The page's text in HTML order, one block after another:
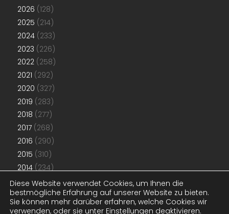
2026 (128)
2025 (214)
2024 (233)
2023 (226)
2022 (258)
2021 (292)
2020 (327)
2019 (283)
2018 (277)
2017 (268)
2016 (290)
2015 (310)
2014 (234)
2013(192)
2012(181)
2011(48)
Diese Website verwendet Cookies, um Ihnen die
bestmögliche Erfahrung auf unserer Website zu bieten.
Sie können mehr darüber erfahren, welche Cookies wir
verwenden, oder sie unter Einstellungen deaktivieren.